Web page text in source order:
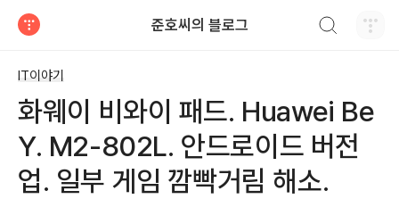
준호씨의 블로그
IT이야기
화웨이 비와이 패드. Huawei Be
Y. M2-802L. 안드로이드 버전
업. 일부 게임 깜빡거림 해소.